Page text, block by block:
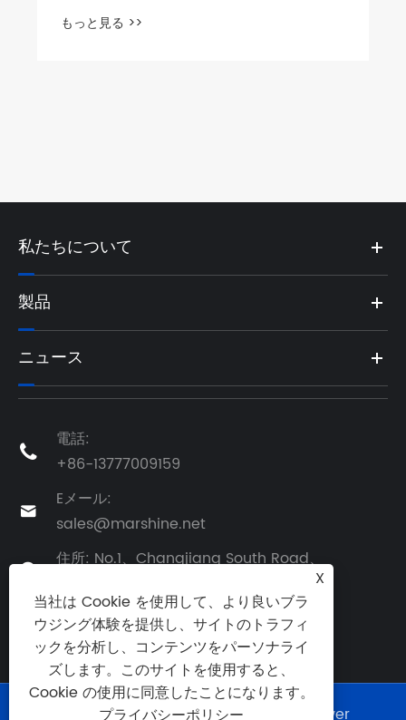
もっと見る >>
私たちについて
製品
ニュース

電話:
+86-13777009159

Eメール:
sales@marshine.net
住所: No.1、Changjiang South Road、
Copyright©2025 Ningbo Marshine Power
X
当社は Cookie を使用して、より良いブラ
ウジング体験を提供し、サイトのトラフィ
ックを分析し、コンテンツをパーソナライ
ズします。このサイトを使用すると、
Cookie の使用に同意したことになります。